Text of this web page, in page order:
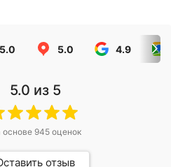
5.0 5.0 4.9
5.0 из 5
основе 945оценок
отзыв